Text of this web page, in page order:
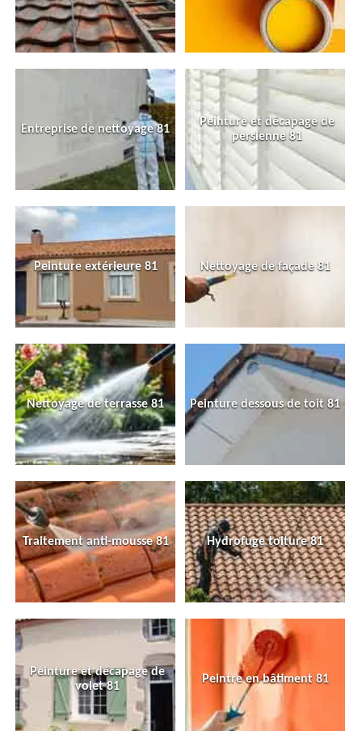
Entreprise de nettoyage 81
Peinture et décapage de
persienne 81
Peinture extérieure 81 Nettoyage de façade 81
Nettoyage de terrasse 81 Peinture dessous de toit 81
Traitement anti-mousse 81 Hydrofuge toiture 81
Peinture et décapage de
volet 81
Peintre en bâtiment 81